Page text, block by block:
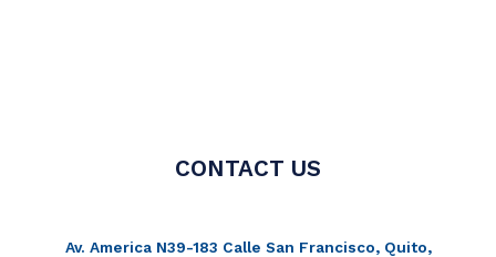
CONTACT US
Av. America N39-183 Calle San Francisco, Quito,